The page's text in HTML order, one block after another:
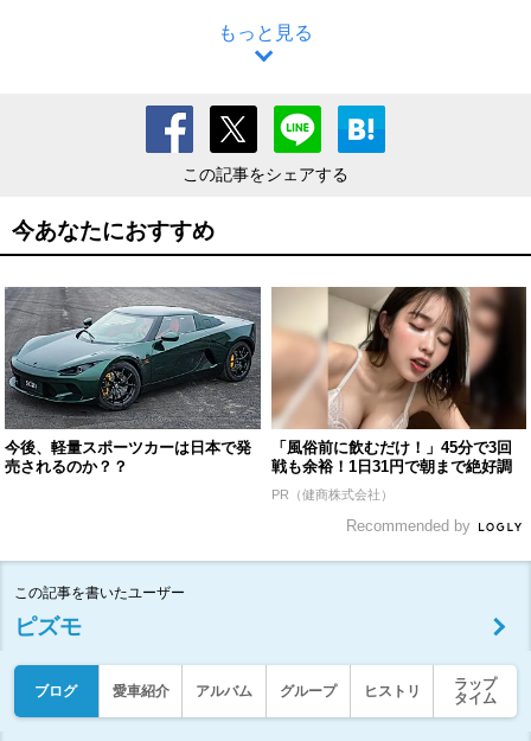
もっと見る
この記事をシェアする
今あなたにおすすめ
今後、軽量スポーツカーは日本で発
売されるのか？？
「風俗前に飲むだけ！」45分で3回
戦も余裕！1日31円で朝まで絶好調
PR（健商株式会社）
Recommended by
この記事を書いたユーザー
ピズモ
ブログ 愛車紹介 アルバム グループ ヒストリ
ラップ
タイム